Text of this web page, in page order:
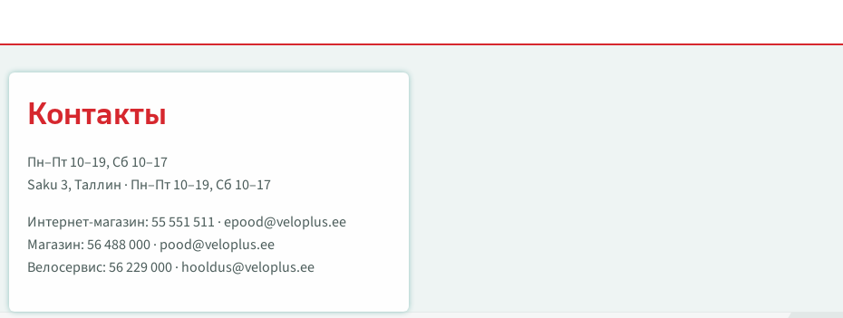
Контакты
Пн–Пт 10–19, Сб 10–17
Saku 3, Таллин · Пн–Пт 10–19, Сб 10–17
Интернет-магазин:55 551 511 ·epood@veloplus.ee
Магазин:56 488 000· pood@veloplus.ee
Велосервис:56 229 000· hooldus@veloplus.ee